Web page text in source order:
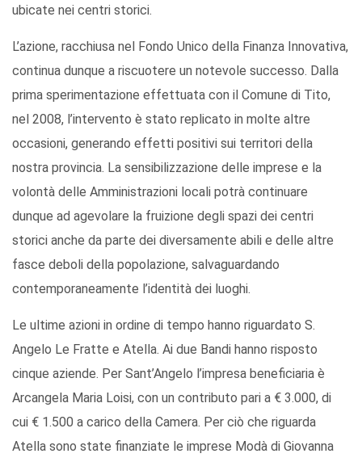
ubicate nei centri storici.
L’azione, racchiusa nel Fondo Unico della Finanza Innovativa,
continua dunque a riscuotere un notevole successo. Dalla
prima sperimentazione effettuata con il Comune di Tito,
nel 2008, l’intervento è stato replicato in molte altre
occasioni, generando effetti positivi sui territori della
nostra provincia. La sensibilizzazione delle imprese e la
volontà delle Amministrazioni locali potrà continuare
dunque ad agevolare la fruizione degli spazi dei centri
storici anche da parte dei diversamente abili e delle altre
fasce deboli della popolazione, salvaguardando
contemporaneamente l’identità dei luoghi.
Le ultime azioni in ordine di tempo hanno riguardato S.
Angelo Le Fratte e Atella. Ai due Bandi hanno risposto
cinque aziende. Per Sant’Angelo l’impresa beneficiaria è
Arcangela Maria Loisi, con un contributo pari a € 3.000, di
cui € 1.500 a carico della Camera. Per ciò che riguarda
Atella sono state finanziate le imprese Modà di Giovanna